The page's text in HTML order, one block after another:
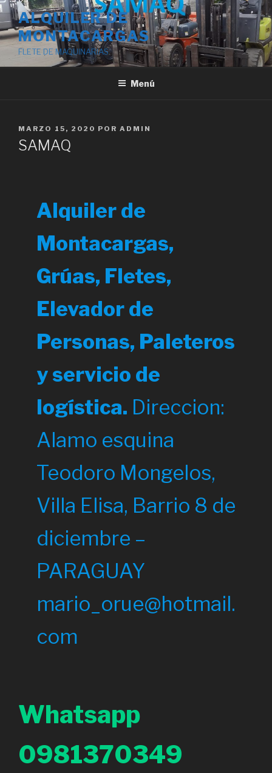
Saltar
al
contenido
ALQUILER DE
MONTACARGAS
FLETE DE MAQUINARIAS
Menú
PUBLICADO
EL
MARZO 15, 2020 POR ADMIN
SAMAQ
Alquiler de
Montacargas,
Grúas, Fletes,
Elevador de
Personas, Paleteros
y servicio de
logística. Direccion:
Alamo esquina
Teodoro Mongelos,
Villa Elisa, Barrio 8 de
diciembre –
PARAGUAY
mario_orue@hotmail.
com
Whatsapp
0981370349